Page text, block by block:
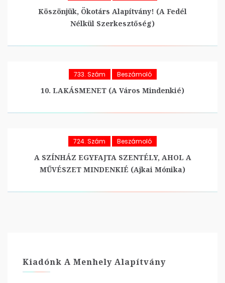
Köszönjük, Ökotárs Alapítvány! (A Fedél
Nélkül Szerkesztőség)
733. Szám Beszámoló
10. LAKÁSMENET (A Város Mindenkié)
724. Szám Beszámoló
A SZÍNHÁZ EGYFAJTA SZENTÉLY, AHOL A
MŰVÉSZET MINDENKIÉ (Ajkai Mónika)
Kiadónk A Menhely Alapítvány